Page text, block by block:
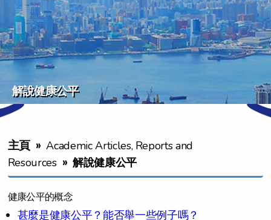
解說健康公平
主頁 »Academic Articles, Reports and
Resources» 解說健康公平
健康公平的概念
甚麼是健康公平？能否舉一些例子嗎？